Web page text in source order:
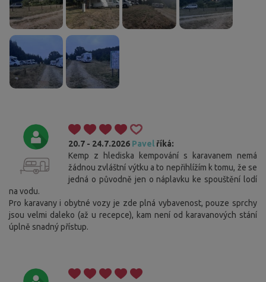
20.7 - 24.7.2026 Pavel říká:
Kemp z hlediska kempování s karavanem nemá
žádnou zvláštní výtku a to nepřihlížím k tomu, že se
jedná o původně jen o náplavku ke spouštění lodí
na vodu.
Pro karavany i obytné vozy je zde plná vybavenost, pouze sprchy
jsou velmi daleko (až u recepce), kam není od karavanových stání
úplně snadný přístup.